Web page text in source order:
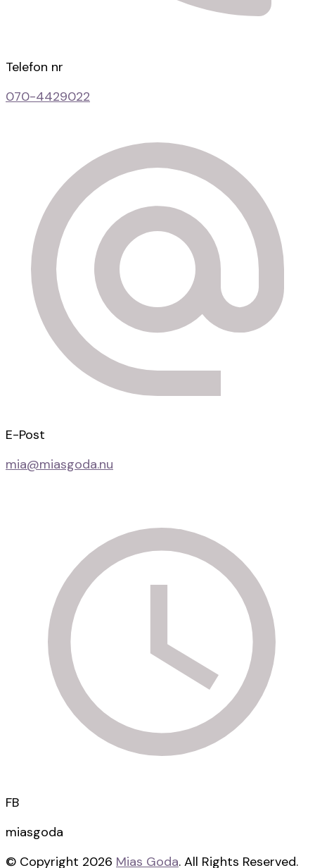
Telefon nr
070-4429022
E-Post
mia@miasgoda.nu
FB
miasgoda
© Copyright 2026 Mias Goda. All Rights Reserved.